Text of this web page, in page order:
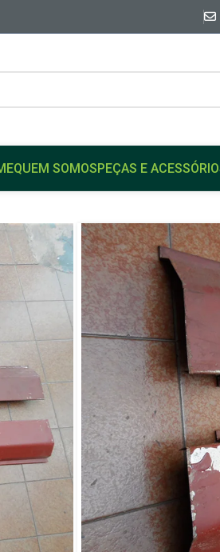
QUEM SOMOSPEÇAS E
Início DODGE
Caixa Ar Soleira
E/Antigo
Caixa Ar
Orig
todos E/
R$359,00
TENHO